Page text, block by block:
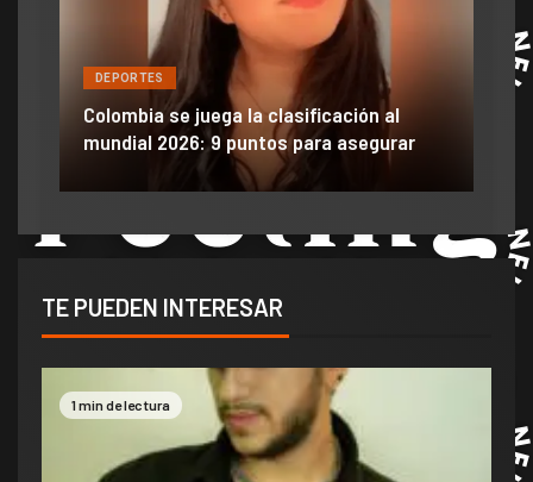
DEPORTES
Colombia se juega la clasificación al
mundial 2026: 9 puntos para asegurar
TE PUEDEN INTERESAR
1 min de lectura